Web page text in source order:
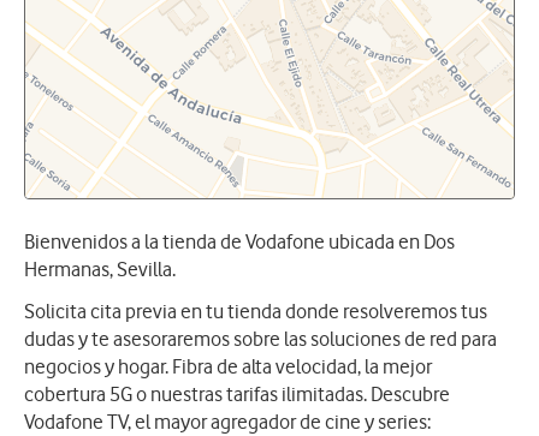
Bienvenidos a la tienda de Vodafone ubicada en Dos
Hermanas, Sevilla.
Solicita cita previa en tu tienda donde resolveremos tus
dudas y te asesoraremos sobre las soluciones de red para
negocios y hogar. Fibra de alta velocidad, la mejor
cobertura 5G o nuestras tarifas ilimitadas. Descubre
Vodafone TV, el mayor agregador de cine y series: